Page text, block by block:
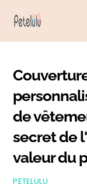
de
secret de
valeur du
PETELULU